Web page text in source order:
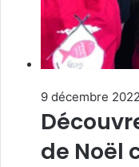
9 décembre 2022
de Noël